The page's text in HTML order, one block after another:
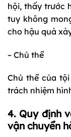
hội, thấy trước
tuy không
cho hậu quả
– Chủ thể
Chủ thể của
trách nhiệm
4. Quy định
vận chuyển